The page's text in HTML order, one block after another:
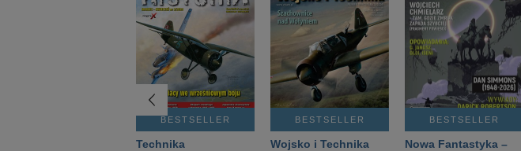
BESTSELLER
Technika
BESTSELLER
Wojsko i Technika
BESTSELLER
Nowa Fantastyka –